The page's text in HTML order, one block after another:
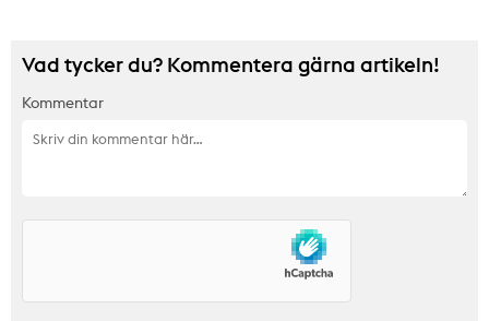
Vad tycker du? Kommentera gärna artikeln!
Kommentar